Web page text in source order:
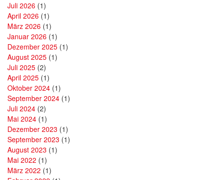
Juli 2026 (1)
April 2026 (1)
März 2026 (1)
Januar 2026 (1)
Dezember 2025 (1)
August 2025 (1)
Juli 2025 (2)
April 2025 (1)
Oktober 2024 (1)
September 2024 (1)
Juli 2024 (2)
Mai 2024 (1)
Dezember 2023 (1)
September 2023 (1)
August 2023 (1)
Mai 2022 (1)
März 2022 (1)